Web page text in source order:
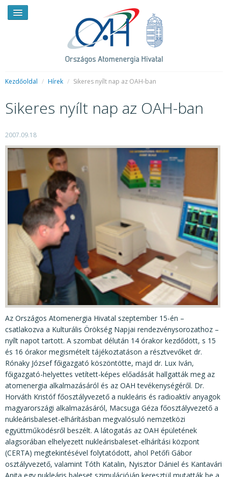
HÍREK
SAJTÓSZOBA
HIRDETMÉNYEK
BEMUTATKOZÁS
FELADATOK
KÖZÉRDEKŰ ADATOK
JOGI SZABÁLYOZÁS, ÚTMUTATÓK
KIADVÁNYOK, JELENTÉSEK
NYOMTATVÁNYOK, SZOFTVEREK
E-ÜGYINTÉZÉS
Kezdőoldal / Hírek / Sikeres nyílt nap az OAH-ban
Sikeres nyílt nap az OAH-ban
2007.09.18
Az Országos Atomenergia Hivatal szeptember 15-én –
csatlakozva a Kulturális Örökség Napjai rendezvénysorozathoz –
nyílt napot tartott. A szombat délután 14 órakor kezdődött, s 15
és 16 órakor megismételt tájékoztatáson a résztvevőket dr.
Rónaky József főigazgató köszöntötte, majd dr. Lux Iván,
főigazgató-helyettes vetített-képes előadását hallgatták meg az
atomenergia alkalmazásáról és az OAH tevékenységéről. Dr.
Horváth Kristóf főosztályvezető a nukleáris és radioaktív anyagok
magyarországi alkalmazásáról, Macsuga Géza főosztályvezető a
nukleárisbaleset-elhárításban megvalósuló nemzetközi
együttműködésről beszélt. A látogatás az OAH épületének
alagsorában elhelyezett nukleárisbaleset-elhárítási központ
(CERTA) megtekintésével folytatódott, ahol Petőfi Gábor
osztályvezető, valamint Tóth Katalin, Nyisztor Dániel és Kantavári